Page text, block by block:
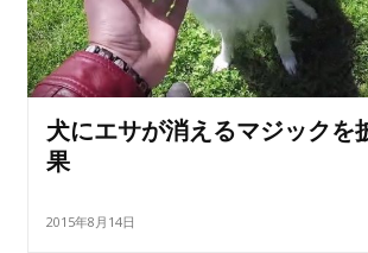
犬にエサが消えるマジックを
果
2015年8月14日